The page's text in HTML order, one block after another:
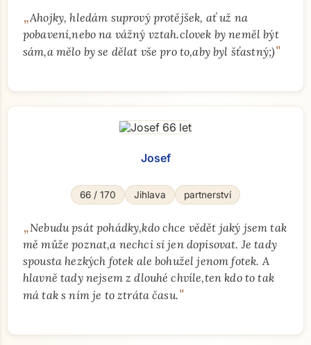
„Ahojky, hledám suprový protějšek, ať už na
pobavení,nebo na vážný vztah.clovek by neměl být
sám,a mělo by se dělat vše pro to,aby byl šťastný;)"
Josef
66 / 170 Jihlava partnerství
„Nebudu psát pohádky,kdo chce vědět jaký jsem tak
mě může poznat,a nechci si jen dopisovat. Je tady
spousta hezkých fotek ale bohužel jenom fotek. A
hlavně tady nejsem z dlouhé chvíle,ten kdo to tak
má tak s ním je to ztráta času."